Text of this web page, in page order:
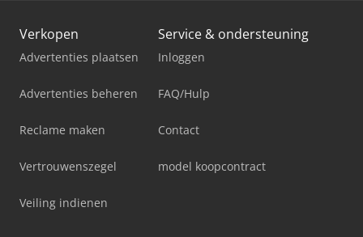
Verkopen
Advertenties plaatsen
Advertenties beheren
Reclame maken
Vertrouwenszegel
Veiling indienen
Service & ondersteuning
Inloggen
FAQ/Hulp
Contact
model koopcontract